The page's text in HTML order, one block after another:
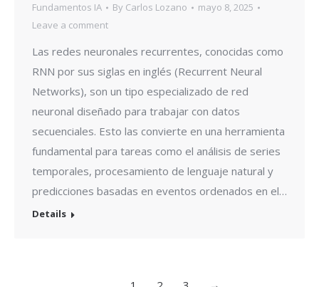
Fundamentos IA By Carlos Lozano
mayo 8, 2025
Leave a comment
Las redes neuronales recurrentes, conocidas como
RNN por sus siglas en inglés (Recurrent Neural
Networks), son un tipo especializado de red
neuronal diseñado para trabajar con datos
secuenciales. Esto las convierte en una herramienta
fundamental para tareas como el análisis de series
temporales, procesamiento de lenguaje natural y
predicciones basadas en eventos ordenados en el…
Details